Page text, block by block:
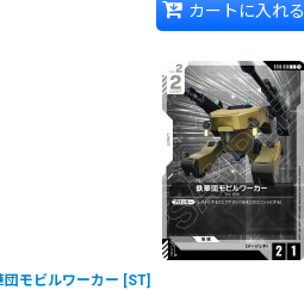
カートに入れる
団モビルワーカー [ST]